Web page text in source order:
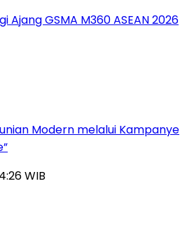
Ajang GSMA M360 ASEAN 2026
Modern melalui Kampanye
WIB